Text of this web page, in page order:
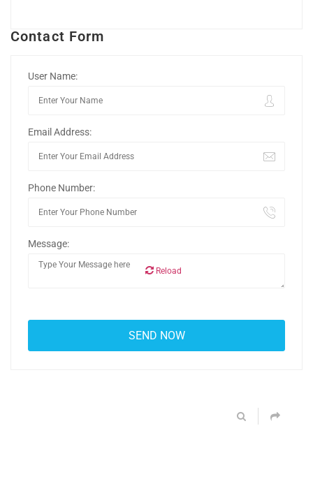
Contact Form
User Name:
Email Address:
Phone Number:
Message:
Reload